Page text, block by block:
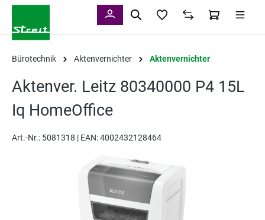
Bürotechnik Aktenvernichter Aktenvernichter
Aktenver. Leitz 80340000 P4 15L
Iq HomeOffice
Art.-Nr.: 5081318 | EAN: 4002432128464